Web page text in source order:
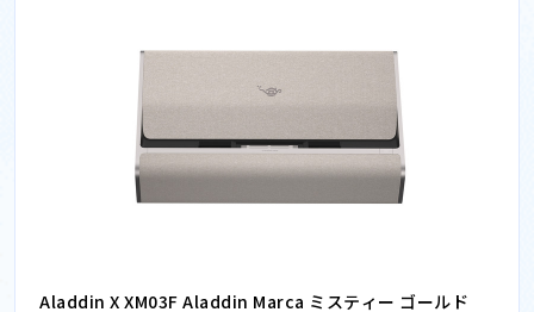
Aladdin X XM03F Aladdin Marca ミスティー ゴールド